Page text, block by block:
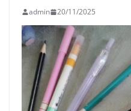
admin 20/11/2025